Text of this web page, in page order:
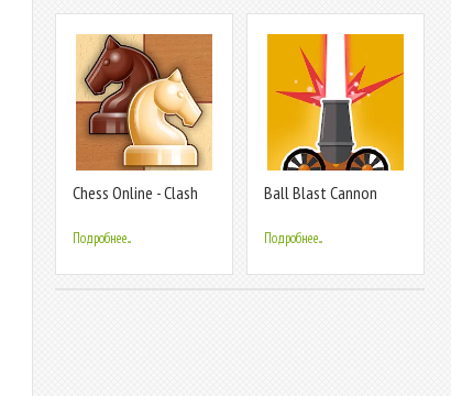
Chess Online - Clash
Подробнее...
Ball Blast Cannon
Подробнее...